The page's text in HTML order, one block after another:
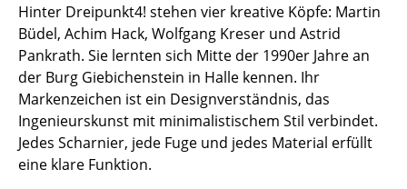
TV Möbel
Beistell- & Rollcontainer
Barmöbel
Garderoben
Kleinaufbewahrung
Hinter Dreipunkt4! stehen vier kreative Köpfe: Martin
Büdel, Achim Hack, Wolfgang Kreser und Astrid
Pankrath. Sie lernten sich Mitte der 1990er Jahre an
der Burg Giebichenstein in Halle kennen. Ihr
Markenzeichen ist ein Designverständnis, das
Ingenieurskunst mit minimalistischem Stil verbindet.
Jedes Scharnier, jede Fuge und jedes Material erfüllt
eine klare Funktion.